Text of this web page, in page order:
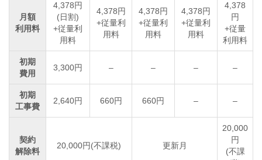
月額
利用料
4,378円
(日割)
+従量利
用料
4,378円
+従量利
用料
4,378円
+従量利
用料
4,378円
+従量利
用料
4,378
円
+従量
利用料
初期
費用
3,300円 – – – –
初期
工事費
2,640円 660円 660円 – –
契約
解除料
20,000円(不課税) 更新月
20,000
円
(不課